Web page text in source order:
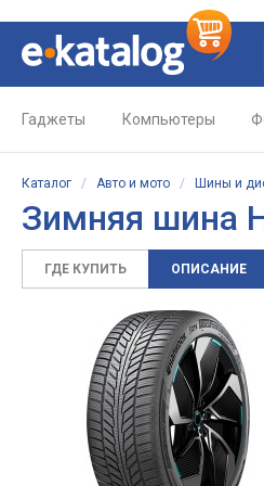
Гаджеты Компьютеры
Каталог / Авто и мото / Шины и
Зимняя шина
ГДЕ КУПИТЬ ОПИСАНИЕ